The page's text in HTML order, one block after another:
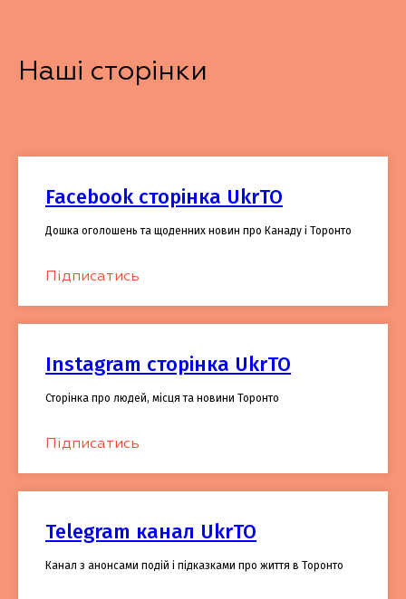
Наші сторінки
Facebook сторінка UkrTO
Дошка оголошень та щоденних новин про Канаду і Торонто
Підписатись
Instagram сторінка UkrTO
Сторінка про людей, місця та новини Торонто
Підписатись
Telegram канал UkrTO
Канал з анонсами подій і підказками про життя в Торонто